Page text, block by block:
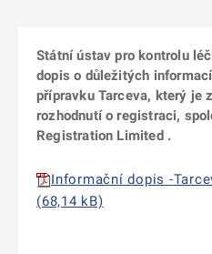
Státní ústav pro kontrolu
dopis o důležitých
přípravku Tarceva, který je
rozhodnutí o registraci,
Registration Limited .
Informační dopis -
(68,14 kB)